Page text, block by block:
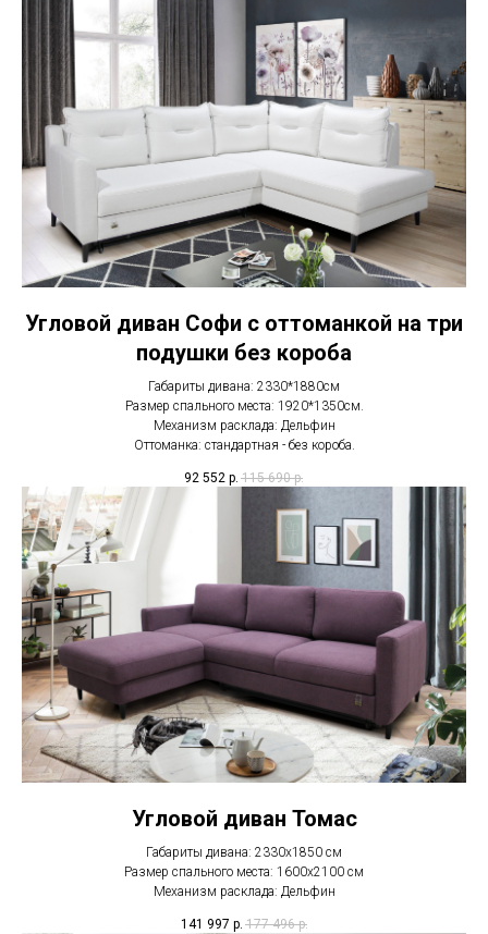
Угловой диван Софи с оттоманкой на три
подушки без короба
Габариты дивана: 2330*1880см
Размер спального места: 1920*1350см.
Механизм расклада: Дельфин
Оттоманка: стандартная - без короба.
92 552 р. 115 690 р.
Угловой диван Томас
Габариты дивана: 2330х1850 см
Размер спального места: 1600х2100 см
Механизм расклада: Дельфин
141 997 р. 177 496 р.